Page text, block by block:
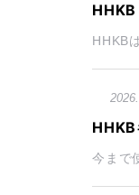
HHKB
今まで